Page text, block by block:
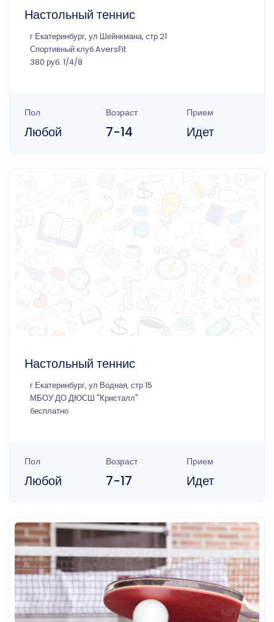
Настольный теннис
г Екатеринбург, ул Шейнкмана, стр 21
Спортивный клуб AversFit
380 руб. 1/4/8
Пол
Любой
Возраст
7-14
Прием
Идет
Настольный теннис
г Екатеринбург, ул Водная, стр 15
МБОУ ДО ДЮСШ "Кристалл"
бесплатно
Пол
Любой
Возраст
7-17
Прием
Идет